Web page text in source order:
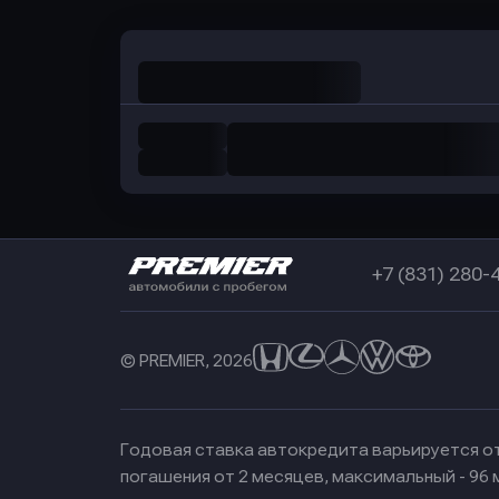
+7 (831) 280-
© PREMIER, 2026
Годовая ставка автокредита варьируется
погашения от 2 месяцев, максимальный - 96